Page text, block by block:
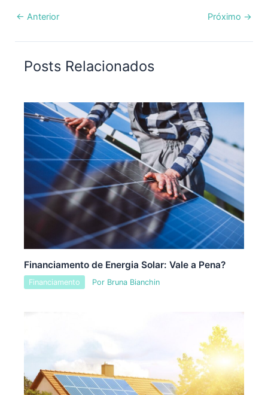
← Anterior Próximo →
Posts Relacionados
Financiamento de Energia Solar: Vale a Pena?
Financiamento Por Bruna Bianchin